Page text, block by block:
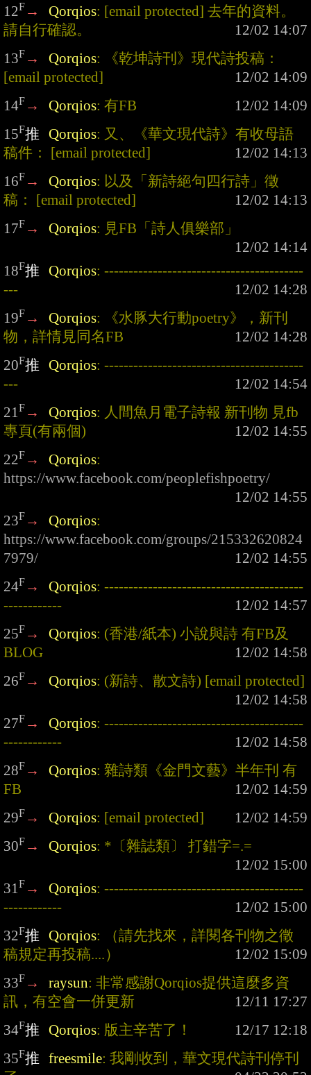
12F → Qorqios: [email protected] 去年的資料。
請自行確認。
13F → Qorqios: 《乾坤詩刊》現代詩投稿：
[email protected]
14F → Qorqios: 有FB
15F推 Qorqios: 又、《華文現代詩》有收母語
稿件： [email protected]
16F → Qorqios: 以及「新詩絕句四行詩」徵
稿： [email protected]
17F → Qorqios: 見FB「詩人俱樂部」
18F推 Qorqios: -----------------------------------------
---
19F → Qorqios: 《水豚大行動poetry》，新刊
物，詳情見同名FB
20F推 Qorqios: -----------------------------------------
---
21F → Qorqios: 人間魚月電子詩報 新刊物 見fb
專頁(有兩個)
22F → Qorqios
https://www.facebook.com/peoplefishpoetry/
23F → Qorqios
https://www.facebook.com/groups/215332620824
7979/
24F → Qorqios: -----------------------------------------
------------
25F → Qorqios: (香港/紙本) 小說與詩 有FB及
BLOG
26F → Qorqios: (新詩、散文詩) [email protected]
27F → Qorqios: -----------------------------------------
------------
28F → Qorqios: 雜詩類《金門文藝》半年刊 有
FB
29F → Qorqios: [email protected]
30F → Qorqios: *〔雜誌類〕 打錯字=.=
31F → Qorqios: -----------------------------------------
------------
32F推 Qorqios: （請先找來，詳閱各刊物之徵
稿規定再投稿....）
33F → raysun: 非常感謝Qorqios提供這麼多資
訊，有空會一併更新
34F推 Qorqios: 版主辛苦了！
35F推 freesmile: 我剛收到，華文現代詩刊停刊